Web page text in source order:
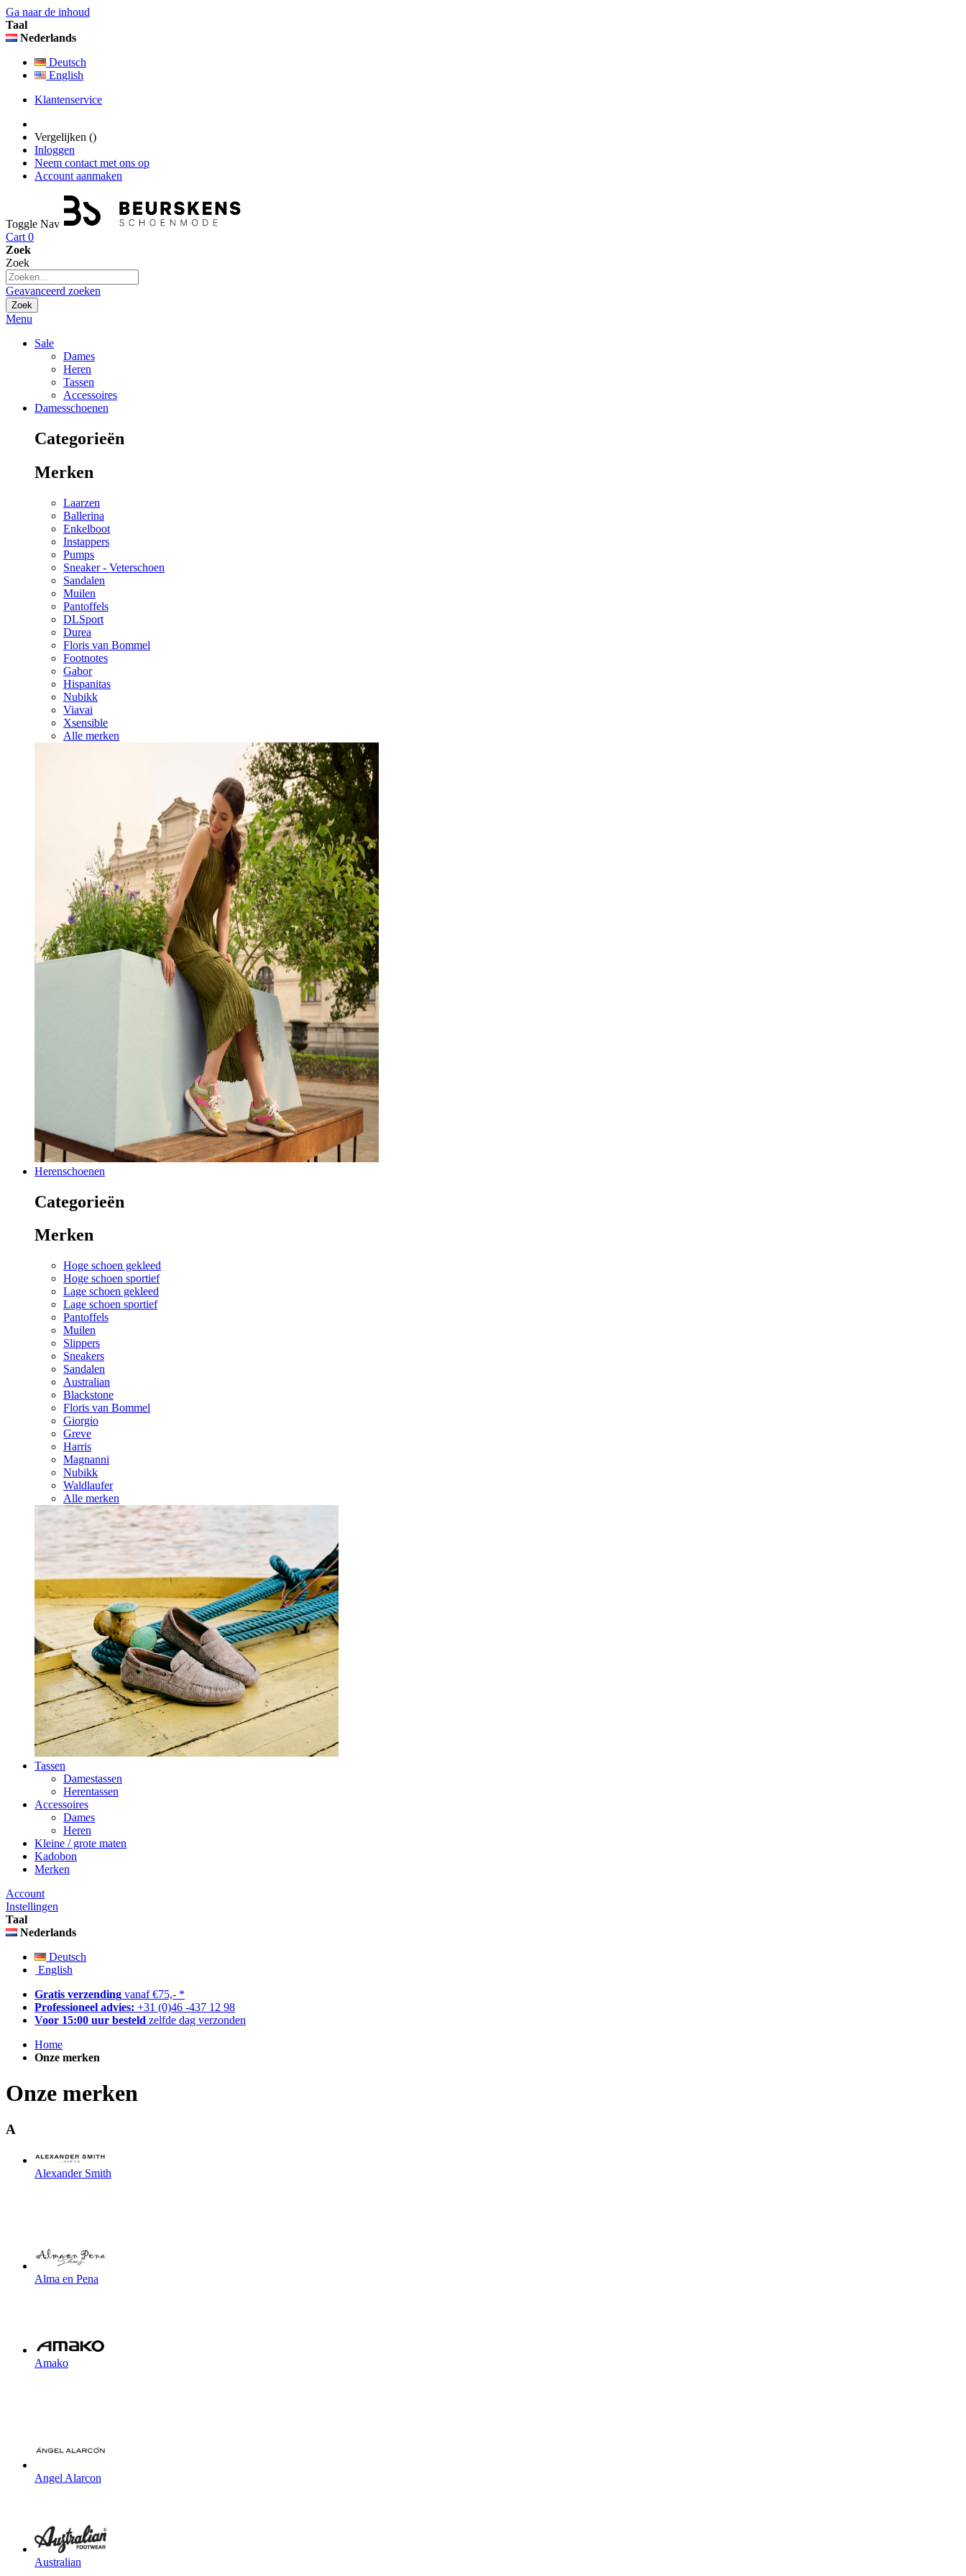
Ga naar de inhoud
Taal
Nederlands
Deutsch
English
Klantenservice
Vergelijken ()
Inloggen
Neem contact met ons op
Account aanmaken
Toggle Nav
Cart 0
Zoek
Zoek
Geavanceerd zoeken
Zoek
Menu
Sale
Dames
Heren
Tassen
Accessoires
Damesschoenen
Categorieën
Merken
Laarzen
Ballerina
Enkelboot
Instappers
Pumps
Sneaker - Veterschoen
Sandalen
Muilen
Pantoffels
DLSport
Durea
Floris van Bommel
Footnotes
Gabor
Hispanitas
Nubikk
Viavai
Xsensible
Alle merken
Herenschoenen
Categorieën
Merken
Hoge schoen gekleed
Hoge schoen sportief
Lage schoen gekleed
Lage schoen sportief
Pantoffels
Muilen
Slippers
Sneakers
Sandalen
Australian
Blackstone
Floris van Bommel
Giorgio
Greve
Harris
Magnanni
Nubikk
Waldlaufer
Alle merken
Tassen
Damestassen
Herentassen
Accessoires
Dames
Heren
Kleine / grote maten
Kadobon
Merken
Account
Instellingen
Taal
Nederlands
Deutsch
English
Gratis verzending vanaf €75,- *
Professioneel advies: +31 (0)46 -437 12 98
Voor 15:00 uur besteld zelfde dag verzonden
Home
Onze merken
Onze merken
A
Alexander Smith
Alma en Pena
Amako
Angel Alarcon
Australian